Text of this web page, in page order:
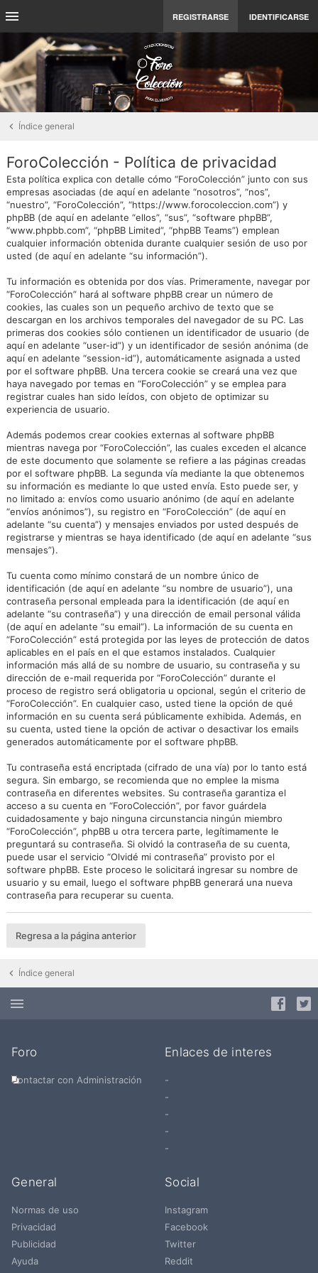
REGISTRARSE IDENTIFICARSE
Índice general
ForoColección - Política de privacidad
Esta política explica con detalle cómo “ForoColección” junto con sus
empresas asociadas (de aquí en adelante “nosotros”, “nos”,
“nuestro”, “ForoColección”, “https://www.forocoleccion.com”) y
phpBB (de aquí en adelante “ellos”, “sus”, “software phpBB”,
“www.phpbb.com”, “phpBB Limited”, “phpBB Teams”) emplean
cualquier información obtenida durante cualquier sesión de uso por
usted (de aquí en adelante “su información”).
Tu información es obtenida por dos vías. Primeramente, navegar por
“ForoColección” hará al software phpBB crear un número de
cookies, las cuales son un pequeño archivo de texto que se
descargan en los archivos temporales del navegador de su PC. Las
primeras dos cookies sólo contienen un identificador de usuario (de
aquí en adelante “user-id”) y un identificador de sesión anónima (de
aquí en adelante “session-id”), automáticamente asignada a usted
por el software phpBB. Una tercera cookie se creará una vez que
haya navegado por temas en “ForoColección” y se emplea para
registrar cuales han sido leídos, con objeto de optimizar su
experiencia de usuario.
Además podemos crear cookies externas al software phpBB
mientras navega por “ForoColección”, las cuales exceden el alcance
de este documento que solamente se refiere a las páginas creadas
por el software phpBB. La segunda vía mediante la que obtenemos
su información es mediante lo que usted envía. Esto puede ser, y
no limitado a: envíos como usuario anónimo (de aquí en adelante
“envíos anónimos”), su registro en “ForoColección” (de aquí en
adelante “su cuenta”) y mensajes enviados por usted después de
registrarse y mientras se haya identificado (de aquí en adelante “sus
mensajes”).
Tu cuenta como mínimo constará de un nombre único de
identificación (de aquí en adelante “su nombre de usuario”), una
contraseña personal empleada para la identificación (de aquí en
adelante “su contraseña”) y una dirección de email personal válida
(de aquí en adelante “su email”). La información de su cuenta en
“ForoColección” está protegida por las leyes de protección de datos
aplicables en el país en el que estamos instalados. Cualquier
información más allá de su nombre de usuario, su contraseña y su
dirección de e-mail requerida por “ForoColección” durante el
proceso de registro será obligatoria u opcional, según el criterio de
“ForoColección”. En cualquier caso, usted tiene la opción de qué
información en su cuenta será públicamente exhibida. Además, en
su cuenta, usted tiene la opción de activar o desactivar los emails
generados automáticamente por el software phpBB.
Tu contraseña está encriptada (cifrado de una vía) por lo tanto está
segura. Sin embargo, se recomienda que no emplee la misma
contraseña en diferentes websites. Su contraseña garantiza el
acceso a su cuenta en “ForoColección”, por favor guárdela
cuidadosamente y bajo ninguna circunstancia ningún miembro
“ForoColección”, phpBB u otra tercera parte, legítimamente le
preguntará su contraseña. Si olvidó la contraseña de su cuenta,
puede usar el servicio “Olvidé mi contraseña” provisto por el
software phpBB. Este proceso le solicitará ingresar su nombre de
usuario y su email, luego el software phpBB generará una nueva
contraseña para recuperar su cuenta.
Regresa a la página anterior
Índice general
Foro
Contactar con Administración
Enlaces de interes
-
-
-
-
-
General
Normas de uso
Privacidad
Publicidad
Ayuda
Social
Instagram
Facebook
Twitter
Reddit